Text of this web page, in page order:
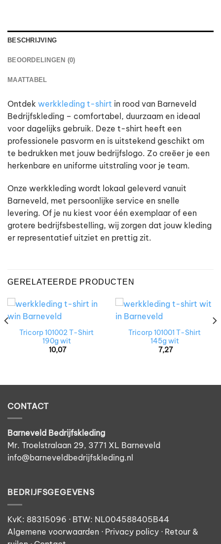
BESCHRIJVING
BEOORDELINGEN (0)
MAATTABEL
Ontdek werkkleding t-shirt in rood van Barneveld
Bedrijfskleding – comfortabel, duurzaam en ideaal
voor dagelijks gebruik. Deze t-shirt heeft een
professionele pasvorm en is uitstekend geschikt om
te bedrukken met jouw bedrijfslogo. Zo creëer je een
herkenbare en uniforme uitstraling voor je team.
Onze werkkleding wordt lokaal geleverd vanuit
Barneveld, met persoonlijke service en snelle
levering. Of je nu kiest voor één exemplaar of een
grotere bedrijfsbestelling, wij zorgen dat jouw kleding
er representatief uitziet en prettig zit.
GERELATEERDE PRODUCTEN
Tricorp 101002 T-Shirt
190g wit
10,07
Tricorp 101001 T-Shirt
145g wit
7,27
CONTACT
Barneveld Bedrijfskleding
Mr. Troelstralaan 29, 3771 XL Barneveld
info@barneveldbedrijfskleding.nl
BEDRIJFSGEGEVENS
KvK: 88315096 · BTW: NL004588405B44
Algemene voorwaarden · Privacy policy · Retour &